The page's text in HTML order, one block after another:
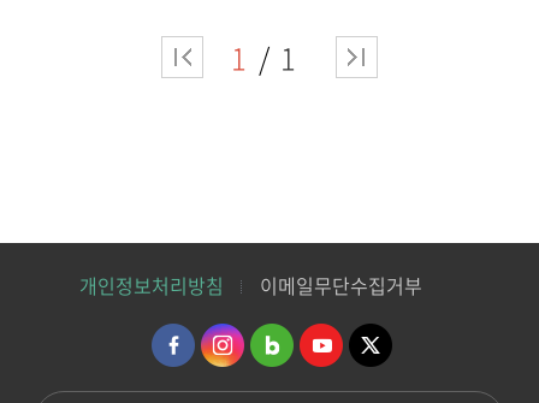
1 1
개인정보처리방침 이메일무단수집거부